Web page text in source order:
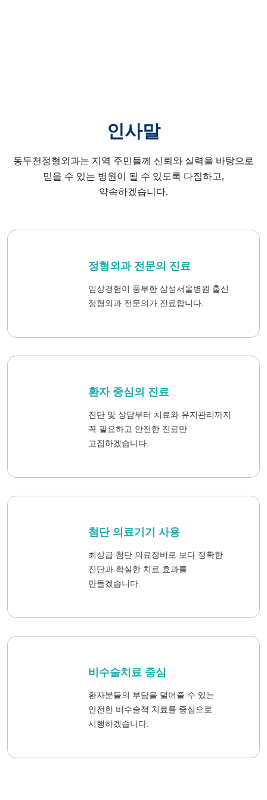
인사말
동두천정형외과는 지역 주민들께 신뢰와 실력을 바탕으로
믿을 수 있는 병원이 될 수 있도록 다짐하고,
약속하겠습니다.
정형외과 전문의 진료
임상경험이 풍부한 삼성서울병원 출신
정형외과 전문의가 진료합니다.
환자 중심의 진료
진단 및 상담부터 치료와 유지관리까지
꼭 필요하고 안전한 진료만
고집하겠습니다.
첨단 의료기기 사용
최상급 첨단 의료장비로 보다 정확한
진단과 확실한 치료 효과를
만들겠습니다.
비수술치료 중심
환자분들의 부담을 덜어줄 수 있는
안전한 비수술적 치료를 중심으로
시행하겠습니다.